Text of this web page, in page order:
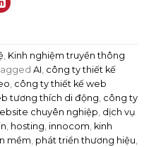
, Kinh nghiệm truyền thông
AI, công ty thiết kế
, công ty thiết kế web
tương thích di động, công ty
chuyên nghiệp, dịch vụ
, hosting, innocom, kinh
mềm, phát triển thương hiệu,